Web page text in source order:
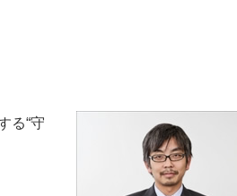
税務調査 会社
助成金 個人事業主 開業
る“守